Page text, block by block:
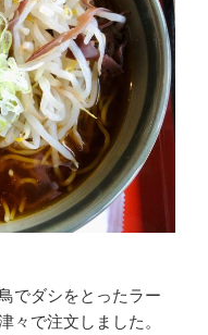
でダシをとったラー
々で注文しました。